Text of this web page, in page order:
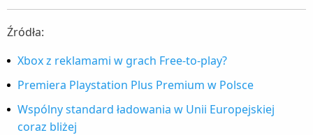
Źródła:
Xbox z reklamami w grach Free-to-play?
Premiera Playstation Plus Premium w Polsce
Wspólny standard ładowania w Unii Europejskiej
coraz bliżej